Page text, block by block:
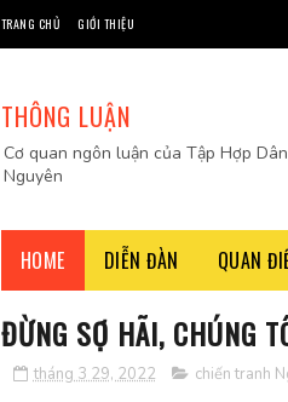
TRANG CHỦ GIỚI THIỆU
THÔNG LUẬN
Cơ quan ngôn luận của Tập Hợp
Nguyên
HOME DIỄN ĐÀN QUAN
ĐỪNG SỢ HÃI, CHÚNG
tháng 3 29, 2022 chiến tranh